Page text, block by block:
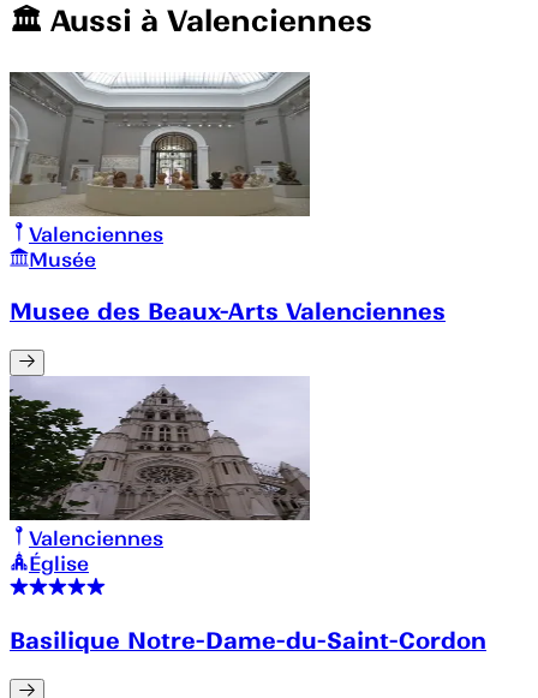
🏛️️ Aussi à Valenciennes
Valenciennes
Musée
Musee des Beaux-Arts Valenciennes
Valenciennes
Église
Basilique Notre-Dame-du-Saint-Cordon